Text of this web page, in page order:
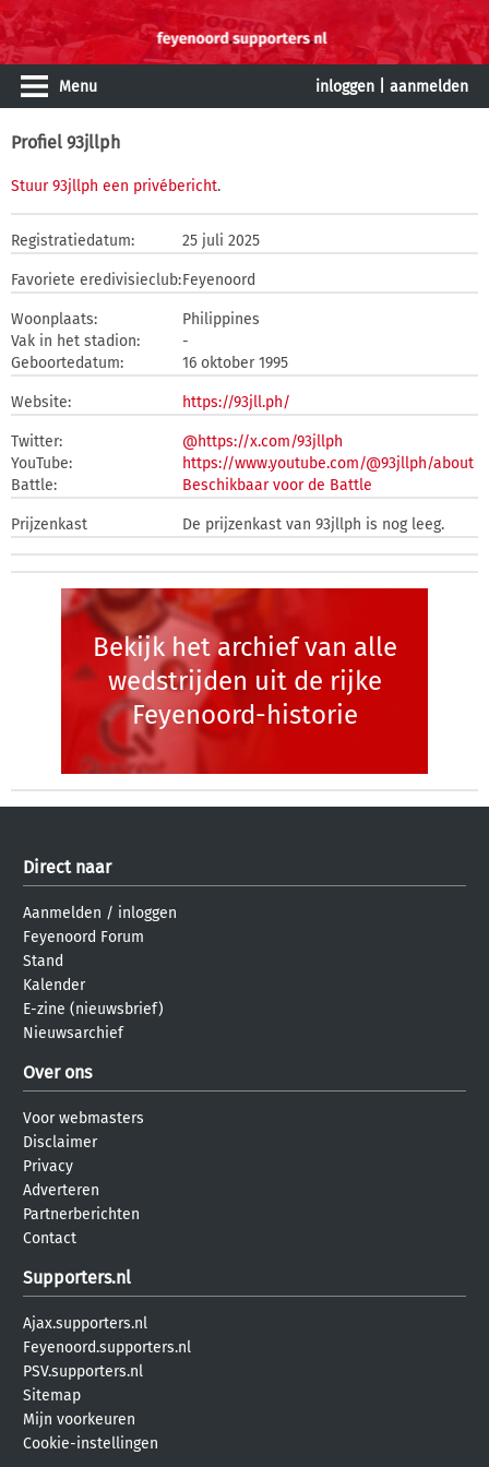
Menu inloggen aanmelden
Profiel 93jllph
Stuur 93jllph een privébericht.
Registratiedatum: 25 juli 2025
Favoriete eredivisieclub:Feyenoord
Woonplaats:
Philippines
Vak in het stadion:
-
Geboortedatum:
16 oktober 1995
Website: https://93jll.ph/
Twitter:
@https://x.com/93jllph
YouTube:
https://www.youtube.com/@93jllph/about
Battle:
Beschikbaar voor de Battle
Prijzenkast De prijzenkast van 93jllph is nog leeg.
Bekijk het archief van alle
wedstrijden uit de rijke
Feyenoord-historie
Direct naar
Aanmelden / inloggen
Feyenoord Forum
Stand
Kalender
E-zine (nieuwsbrief)
Nieuwsarchief
Over ons
Voor webmasters
Disclaimer
Privacy
Adverteren
Partnerberichten
Contact
Supporters.nl
Ajax.supporters.nl
Feyenoord.supporters.nl
PSV.supporters.nl
Sitemap
Mijn voorkeuren
Cookie-instellingen